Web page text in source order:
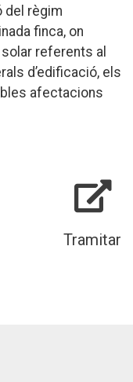
del règim
finca, on
solar referents al
d’edificació, els
afectacions
Tramitar